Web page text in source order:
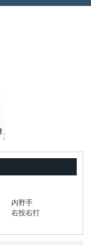
内野手
右投右打